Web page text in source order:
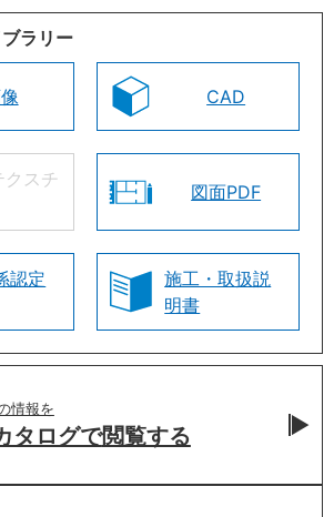
ラリー
CAD
クスチ
図面PDF
認定
施工・取扱説
明書
情報を
タログで閲覧する